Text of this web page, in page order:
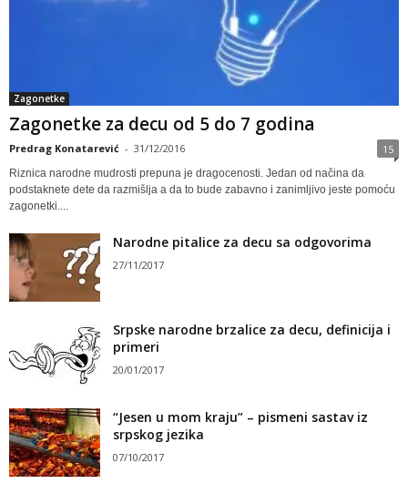
Zagonetke
Zagonetke za decu od 5 do 7 godina
Predrag Konatarević - 31/12/2016 15
Riznica narodne mudrosti prepuna je dragocenosti. Jedan od načina da
podstaknete dete da razmišlja a da to bude zabavno i zanimljivo jeste pomoću
zagonetki....
Narodne pitalice za decu sa odgovorima
27/11/2017
Srpske narodne brzalice za decu, definicija i
primeri
20/01/2017
“Jesen u mom kraju” – pismeni sastav iz
srpskog jezika
07/10/2017